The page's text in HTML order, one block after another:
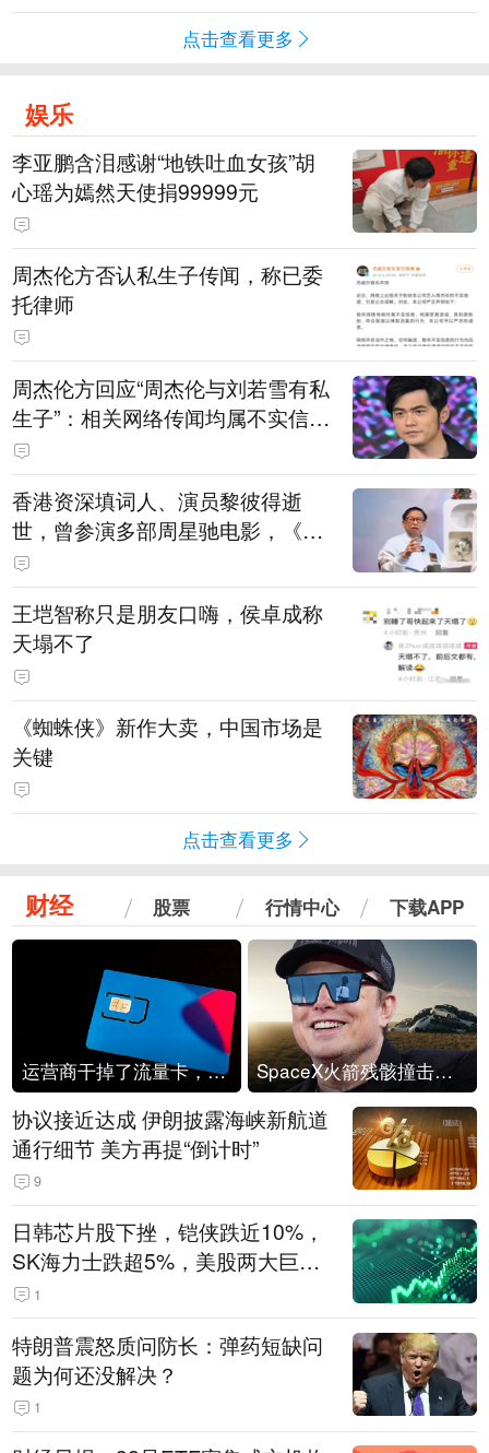
点击查看更多
娱乐
李亚鹏含泪感谢“地铁吐血女孩”胡
心瑶为嫣然天使捐99999元
周杰伦方否认私生子传闻，称已委
托律师
周杰伦方回应“周杰伦与刘若雪有私
生子”：相关网络传闻均属不实信
息，已委托律师对相关不实信息的
发布者及传播者进行证据保全
香港资深填词人、演员黎彼得逝
世，曾参演多部周星驰电影，《财
神到》由他填词
王垲智称只是朋友口嗨，侯卓成称
天塌不了
《蜘蛛侠》新作大卖，中国市场是
关键
点击查看更多
财经 股票 行情中心 下载APP
运营商干掉了流量卡，他们真的玩不起了 SpaceX火箭残骸撞击月球
协议接近达成 伊朗披露海峡新航道
通行细节 美方再提“倒计时”
9
日韩芯片股下挫，铠侠跌近10%，
SK海力士跌超5%，美股两大巨头
遭遇业绩杀
1
特朗普震怒质问防长：弹药短缺问
题为何还没解决？
1